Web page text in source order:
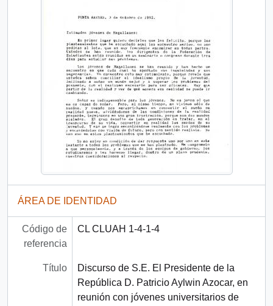
ÁREA DE IDENTIDAD
Código de
referencia
CL CLUAH 1-4-1-4
Título
Discurso de S.E. El Presidente de la
República D. Patricio Aylwin Azocar, en
reunión con jóvenes universitarios de